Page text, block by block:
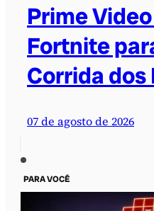
Prime
Fortnite
Corrida dos
07 de agosto de 2026
PARA VOCÊ